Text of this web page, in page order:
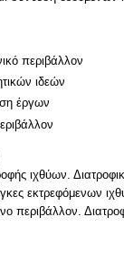
περιβάλλον
ιδεών
έργων
ιχθύων.
εκτρεφόμενων
περιβάλλον.